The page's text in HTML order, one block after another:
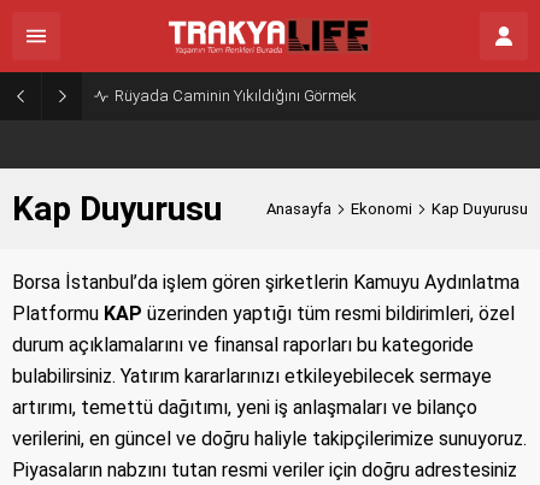
Rüyada Caminin Yıkıldığını Görmek
Kap Duyurusu Anasayfa Ekonomi Kap Duyurusu
Borsa İstanbul’da işlem gören şirketlerin Kamuyu Aydınlatma
Platformu KAP üzerinden yaptığı tüm resmi bildirimleri, özel
durum açıklamalarını ve finansal raporları bu kategoride
bulabilirsiniz. Yatırım kararlarınızı etkileyebilecek sermaye
artırımı, temettü dağıtımı, yeni iş anlaşmaları ve bilanço
verilerini, en güncel ve doğru haliyle takipçilerimize sunuyoruz.
Piyasaların nabzını tutan resmi veriler için doğru adrestesiniz